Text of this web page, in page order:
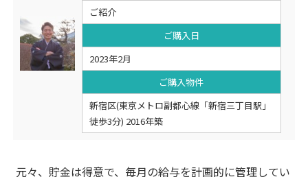
ご紹介
ご購入日
2023年2月
ご購入物件
新宿区(東京メトロ副都心線「新宿三丁目駅」
徒歩3分) 2016年築
元々、貯金は得意で、毎月の給与を計画的に管理してい